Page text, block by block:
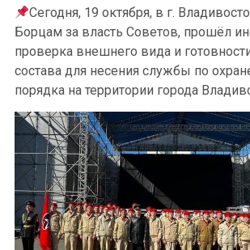
Сегодня, 19 октября, в г.
Борцам за власть Советов, прошёл
проверка внешнего вида и
состава для несения службы по
порядка на территории города